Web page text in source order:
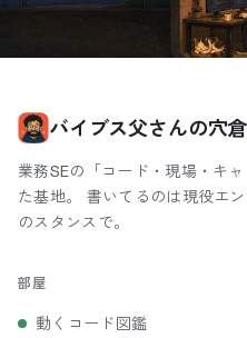
バイブス父さんの穴倉
業務SEの「コード・現場・キ
た基地。 書いてるのは現役エ
のスタンスで。
部屋
動くコード図鑑